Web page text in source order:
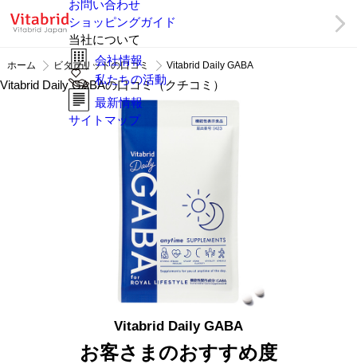
お問い合わせ
ショッピングガイド
当社について
会社情報
私たちの活動
最新情報
サイトマップ
ホーム ビタブリッドの口コミ Vitabrid Daily GABA
Vitabrid Daily GABAの口コミ（クチコミ）
Vitabrid Daily GABA
お客さまのおすすめ度